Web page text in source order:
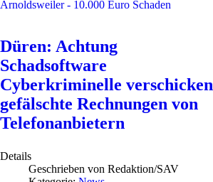
Arnoldsweiler - 10.000 Euro Schaden
Düren: Achtung
Schadsoftware
Cyberkriminelle verschicken
gefälschte Rechnungen von
Telefonanbietern
Details
Geschrieben von Redaktion/SAV